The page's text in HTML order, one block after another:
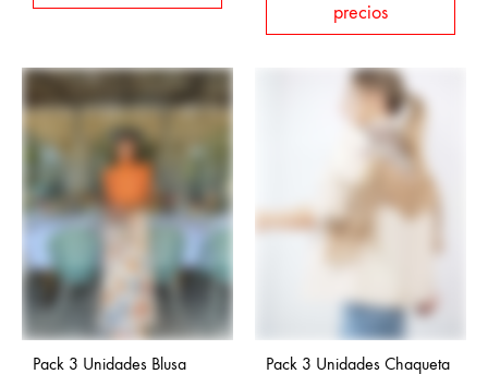
precios
Pack 3 Unidades Blusa
Pack 3 Unidades Chaqueta